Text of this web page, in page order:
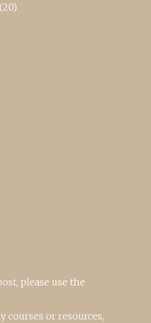
(20)
please use the
courses or resources,